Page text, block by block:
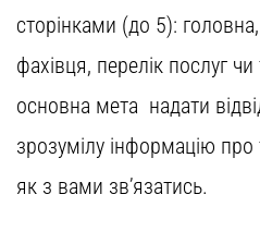
сторінками (до 5):
фахівця, перелік послуг
основна мета надати
зрозумілу інформацію
як з вами зв’язатись.